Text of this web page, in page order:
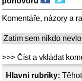
Hlavní rubriky:
Komentáře, názory a
Zatím sem nikdo
>>> Číst a vkládat